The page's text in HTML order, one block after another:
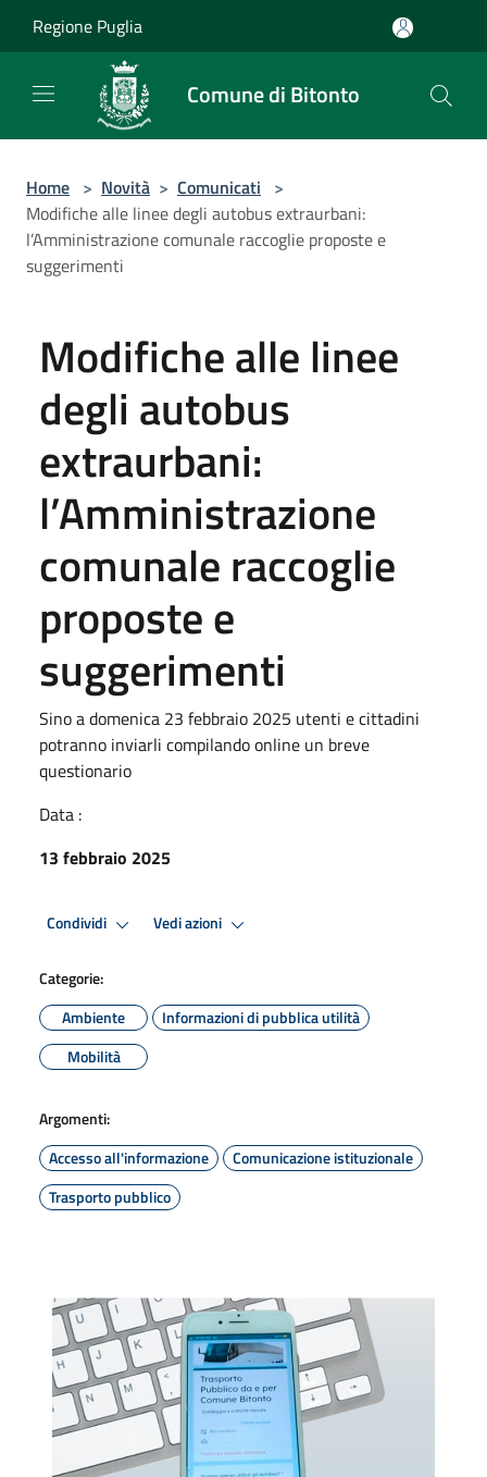
Regione Puglia
Comune di Bitonto
Home > Novità > Comunicati >
Modifiche alle linee degli autobus extraurbani:
l’Amministrazione comunale raccoglie proposte e
suggerimenti
Modifiche alle linee
degli autobus
extraurbani:
l’Amministrazione
comunale raccoglie
proposte e
suggerimenti
Sino a domenica 23 febbraio 2025 utenti e cittadini
potranno inviarli compilando online un breve
questionario
Data :
13 febbraio 2025
Condividi Vedi azioni
Categorie:
Ambiente
Informazioni di pubblica utilità
Mobilità
Argomenti:
Accesso all'informazione
Comunicazione istituzionale
Trasporto pubblico